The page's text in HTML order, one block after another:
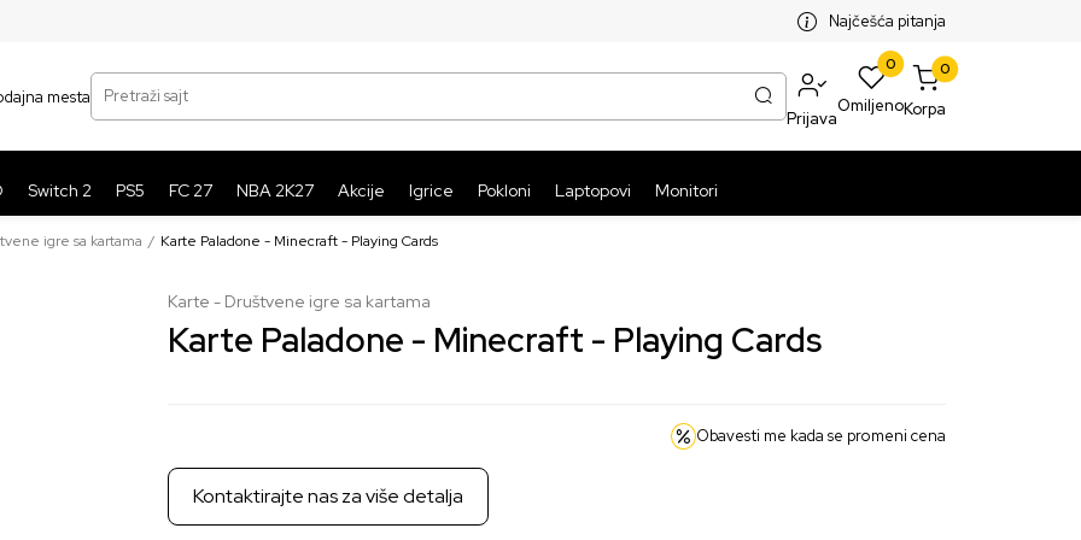
BESPLATNA ISPORUKA PAKETA PREKO 5999 RSDNajčešća pitanja
mesta
Pretraži sajt
Prijava
0
Omiljeno
0
Korpa
Switch 2 PS5 FC 27 NBA 2K27 Akcije Igrice Pokloni Laptopovi Monitori
igre sa kartama Karte Paladone - Minecraft - Playing Cards
Karte - Društvene igre sa kartama
Karte Paladone - Minecraft - Playing Cards
Obavesti me kada se promeni cena
Kontaktirajte nas za više detalja